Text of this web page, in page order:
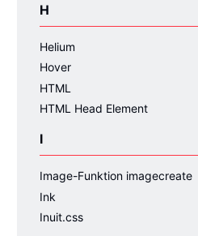
H
Helium
Hover
HTML
HTML Head Element
I
Image-Funktion imagecreate
Ink
Inuit.css